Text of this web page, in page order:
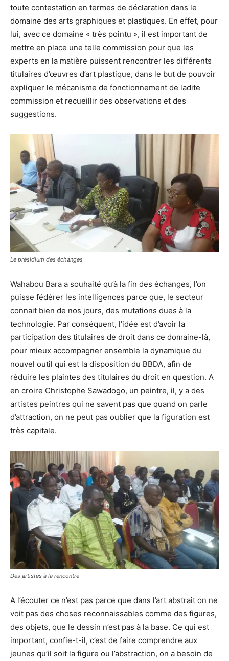
toute contestation en termes de déclaration dans le
domaine des arts graphiques et plastiques. En effet, pour
lui, avec ce domaine « très pointu », il est important de
mettre en place une telle commission pour que les
experts en la matière puissent rencontrer les différents
titulaires d’œuvres d’art plastique, dans le but de pouvoir
expliquer le mécanisme de fonctionnement de ladite
commission et recueillir des observations et des
suggestions.
Le présidium des échanges
Wahabou Bara a souhaité qu’à la fin des échanges, l’on
puisse fédérer les intelligences parce que, le secteur
connait bien de nos jours, des mutations dues à la
technologie. Par conséquent, l’idée est d’avoir la
participation des titulaires de droit dans ce domaine-là,
pour mieux accompagner ensemble la dynamique du
nouvel outil qui est la disposition du BBDA, afin de
réduire les plaintes des titulaires du droit en question. A
en croire Christophe Sawadogo, un peintre, il, y a des
artistes peintres qui ne savent pas que quand on parle
d’attraction, on ne peut pas oublier que la figuration est
très capitale.
Des artistes à la rencontre
A l’écouter ce n’est pas parce que dans l’art abstrait on ne
voit pas des choses reconnaissables comme des figures,
des objets, que le dessin n’est pas à la base. Ce qui est
important, confie-t-il, c’est de faire comprendre aux
jeunes qu’il soit la figure ou l’abstraction, on a besoin de